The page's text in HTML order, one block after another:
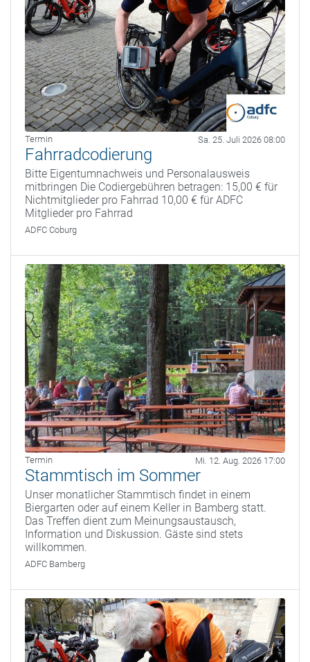
Termin Sa. 25. Juli 2026 08:00
Fahrradcodierung
Bitte Eigentumnachweis und Personalausweis
mitbringen Die Codiergebühren betragen: 15,00 € für
Nichtmitglieder pro Fahrrad 10,00 € für ADFC
Mitglieder pro Fahrrad
ADFC Coburg
Termin Mi. 12. Aug. 2026 17:00
Stammtisch im Sommer
Unser monatlicher Stammtisch findet in einem
Biergarten oder auf einem Keller in Bamberg statt.
Das Treffen dient zum Meinungsaustausch,
Information und Diskussion. Gäste sind stets
willkommen.
ADFC Bamberg